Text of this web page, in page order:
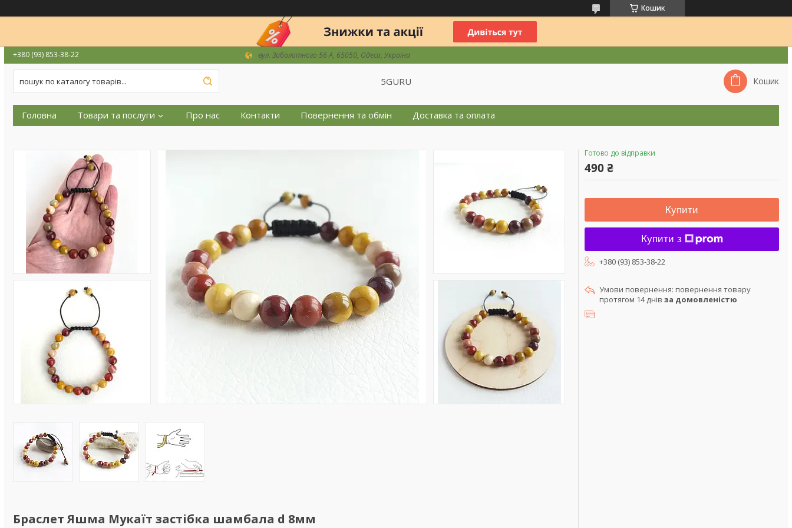
Кошик
+380 (93) 853-38-22 вул. Заболотного 56 А, 65050, Одеса, Україна
5GURU Кошик
Головна Товари та послуги Про нас Контакти Повернення та обмін Доставка та оплата
Браслет Яшма Мукаїт застібка шамбала d 8мм
Готово до відправки
490 ₴
Купити
Купити з
+380 (93) 853-38-22
повернення товару
протягом 14 днів за домовленістю